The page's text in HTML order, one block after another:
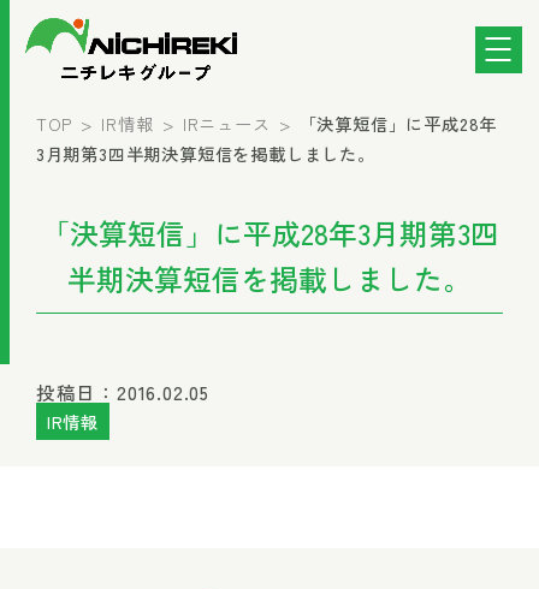
TOP IR情報 IRニュース
「決算短信」に平成28年
3月期第3四半期決算短信を掲載しました。
「決算短信」に平成28年3月期第3四
半期決算短信を掲載しました。
投稿日：2016.02.05
IR情報